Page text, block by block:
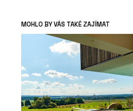
MOHLO BY VÁS TAKÉ ZAJÍMAT